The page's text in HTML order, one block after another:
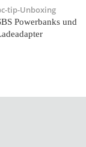
tip-Unboxing
Powerbanks und